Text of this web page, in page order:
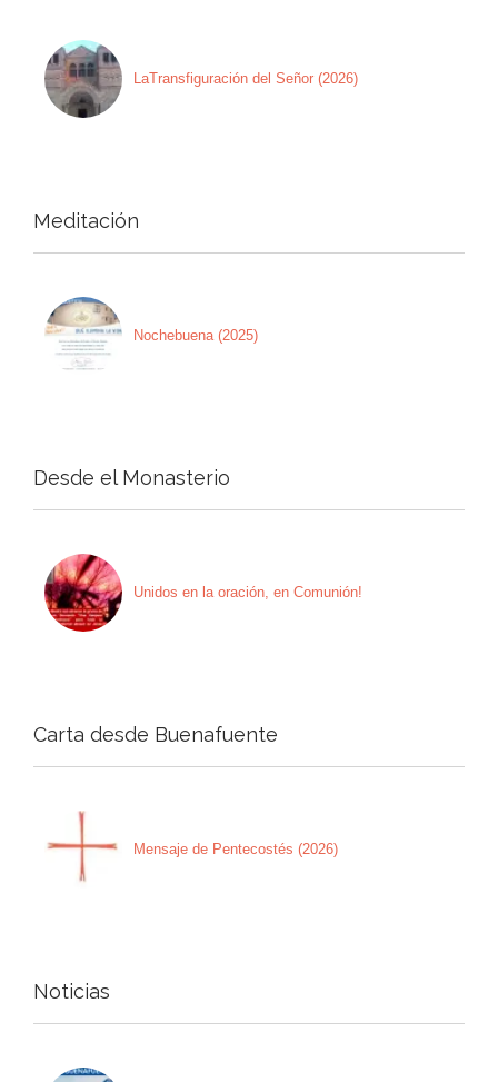
LaTransfiguración del Señor (2026)
Meditación
Nochebuena (2025)
Desde el Monasterio
Unidos en la oración, en Comunión!
Carta desde Buenafuente
Mensaje de Pentecostés (2026)
Noticias